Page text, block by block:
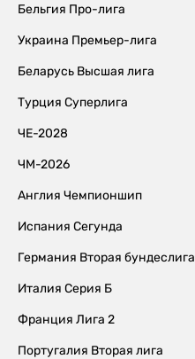
Бельгия Про-лига
Украина Премьер-лига
Беларусь Высшая лига
Турция Суперлига
ЧЕ-2028
ЧМ-2026
Англия Чемпионшип
Испания Сегунда
Германия Вторая бундеслига
Италия Серия Б
Франция Лига 2
Португалия Вторая лига